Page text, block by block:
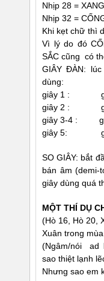
Nhịp 28 = XANG
Nhịp 32 =
Khi kẹt chữ thì
Vì lý do đó
SẮC cũng có
GIÂY ÐÀN:
dùng:
giây 1 :
giây 2 :
giây 3-4 :
giây 5:
SO GIÂY: bắt
bán âm (demi-
giây dùng quá
MỘT THÍ DỤ
(Hò 16, Hò 20,
Xuân trong
(Ngâm/nói ad
sao thiệt lạnh
Nhưng sao em